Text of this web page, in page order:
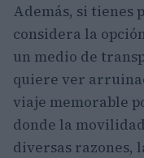
Además, si tienes
considera la
un medio de
quiere ver
viaje memorable
donde la
diversas razones,